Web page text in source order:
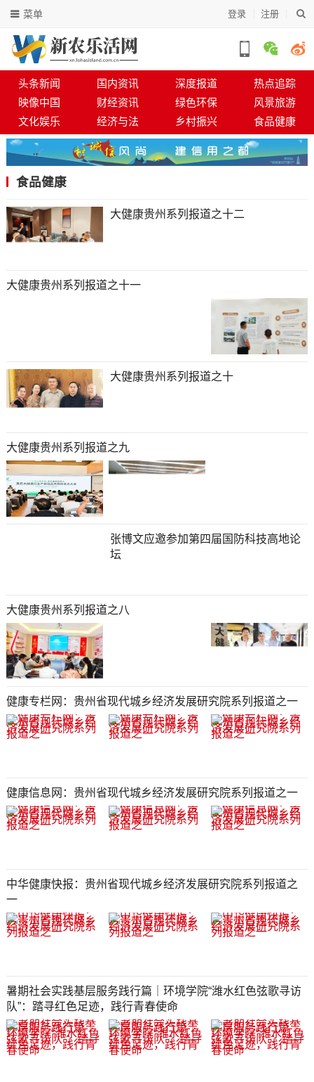
登录 注册
菜单
头条新闻 国内资讯 深度报道
热点追踪
映像中国
财经资讯 绿色环保
风景旅游
文化娱乐
经济与法 乡村振兴 食品健康
食品健康
大健康贵州系列报道之十二
大健康贵州系列报道之十一
大健康贵州系列报道之十
大健康贵州系列报道之九
张博文应邀参加第四届国防科技高地论
坛
大健康贵州系列报道之八
健康专栏网：贵州省现代城乡经济发展研究院系列报道之一
健康信息网：贵州省现代城乡经济发展研究院系列报道之一
中华健康快报：贵州省现代城乡经济发展研究院系列报道之
一
暑期社会实践基层服务践行篇｜环境学院“潍水红色弦歌寻访
队”：踏寻红色足迹，践行青春使命